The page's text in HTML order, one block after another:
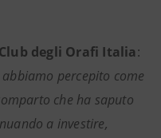
degli Orafi Italia:
percepito come
che ha saputo
a investire,